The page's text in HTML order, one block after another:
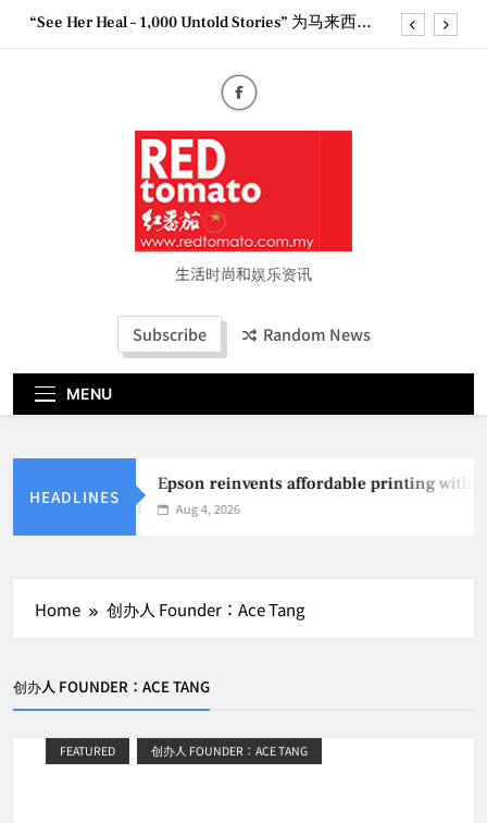
Skip“See Her Heal – 1,000 Untold Stories” 为马来西亚
Epson reinvents affordable printing with next-
generation EcoTank Series
Couture Fashion Week Malaysia 2026– Press
“See Her Heal – 1,000 Untold Stories” 为马来西亚
妈妈提供分享剖腹产复原历程的空间
2026 全国房地产大奖创历史纪录 见证马来西亚房
地产经纪行业蓬勃发展生活时尚和娱乐资讯
Subscribe Random News
MENU
HEADLINES
Epson reinvents affordable printing with
Aug 4, 2026
Home 创办人 Founder：Ace Tang
创办人 FOUNDER：ACE TANG
FEATURED 创办人 FOUNDER：ACE TANG